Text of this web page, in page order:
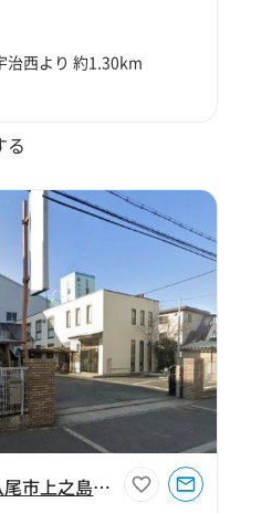
西より 約1.30km
る
【大阪府八尾市】八尾市上之島町北6丁目1363坪工場